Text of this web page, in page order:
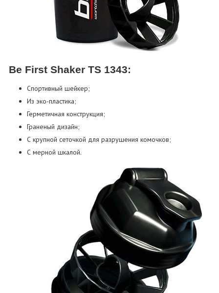
Be First Shaker TS 1343:
Спортивный шейкер;
Из эко-пластика;
Герметичная конструкция;
Граненый дизайн;
С крупной сеточкой для разрушения комочков;
С мерной шкалой.